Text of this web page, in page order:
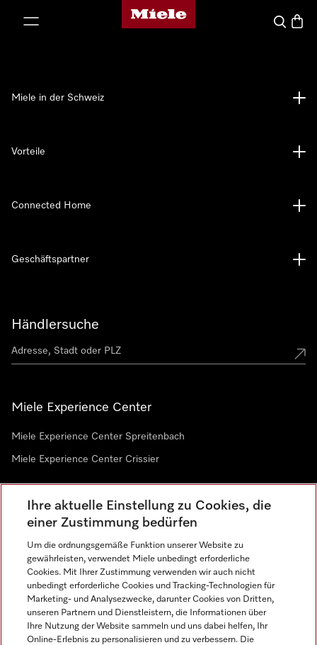
Miele-Homepage
Suche
Händlersuche
Miele Experience Center
Miele Experience Center Spreitenbach
Miele Experience Center Crissier
Newsletter
Sprache
Miele in der Schweiz
Vorteile
Connected Home
Geschäftspartner
Ihre aktuelle Einstellung zu Cookies, die
einer Zustimmung bedürfen
Um die ordnungsgemäße Funktion unserer Website zu
gewährleisten, verwendet Miele unbedingt erforderliche
Cookies. Mit Ihrer Zustimmung verwenden wir auch nicht
unbedingt erforderliche Cookies und Tracking-Technologien für
Marketing- und Analysezwecke, darunter Cookies von Dritten,
unseren Partnern und Dienstleistern, die Informationen über
Ihre Nutzung der Website sammeln und uns dabei helfen, Ihr
Online-Erlebnis zu personalisieren und zu verbessern. Die